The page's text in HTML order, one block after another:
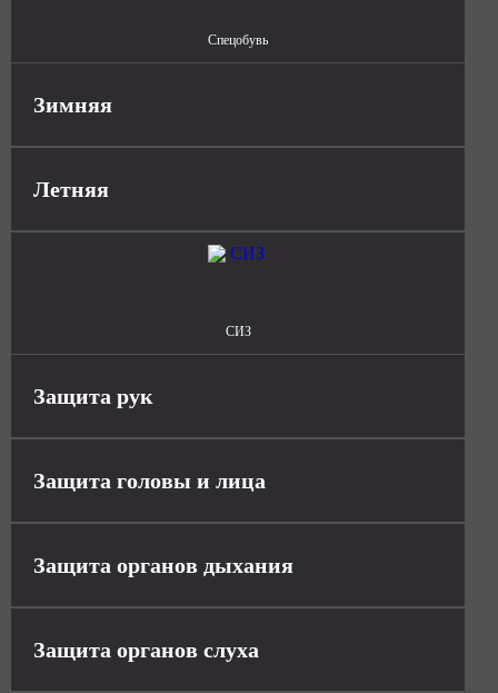
Спецобувь
Зимняя
Летняя
СИЗ
Защита рук
Защита головы и лица
Защита органов дыхания
Защита органов слуха